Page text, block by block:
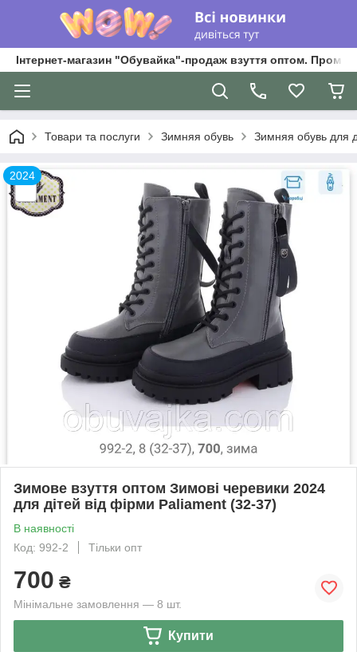
Інтернет-магазин "Обувайка"-продаж взуття оптом.
Товари та послуги Зимняя обувь Зимняя обувь для
2024
Зимове взуття оптом Зимові черевики 2024
для дітей від фірми Paliament (32-37)
В наявності
Код: 992-2
Тільки опт
700 ₴
Мінімальне замовлення — 8 шт.
Купити